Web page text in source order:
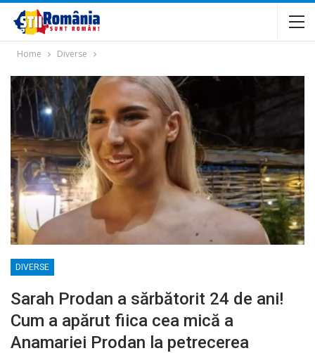
Home Diverse
DIVERSE
Sarah Prodan a sărbătorit 24 de ani!
Cum a apărut fiica cea mică a
Anamariei Prodan la petrecerea